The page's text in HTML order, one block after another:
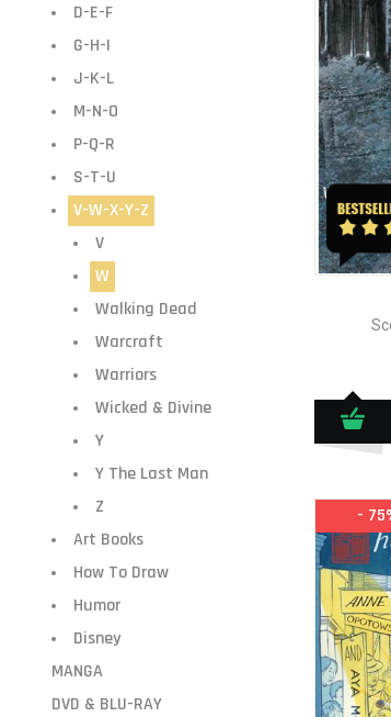
D-E-F
G-H-I
J-K-L
M-N-O
P-Q-R
S-T-U
V-W-X-Y-Z
V
W
Walking Dead
Warcraft
Warriors
Wicked & Divine
Y
Y The Last Man
Z
Art Books
How To Draw
Humor
Disney
MANGA
DVD & BLU-RAY
-